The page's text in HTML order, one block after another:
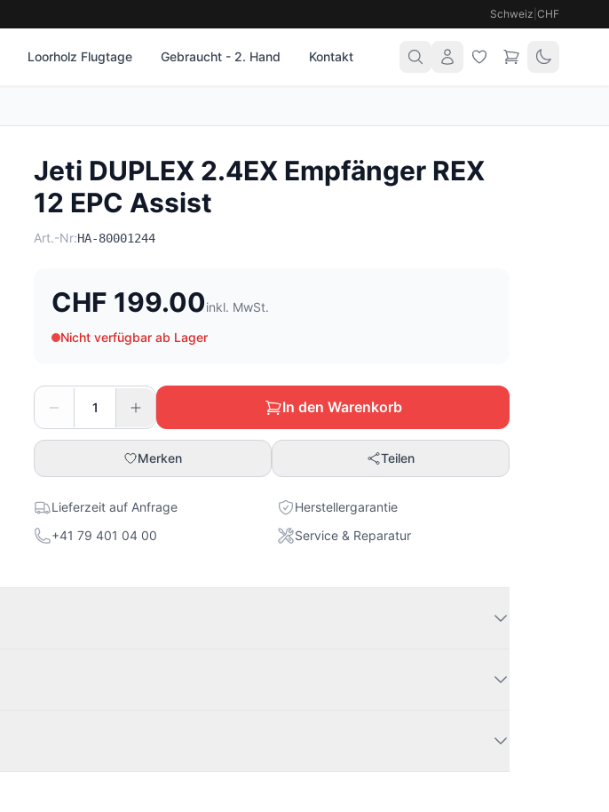
Schweiz CHF
Loorholz Flugtage Gebraucht - 2. Hand Kontakt
Jeti DUPLEX 2.4EX Empfänger REX
12 EPC Assist
Art.-Nr:HA-80001244
CHF 199.00inkl. MwSt.
Nicht verfügbar ab Lager
In den Warenkorb
Merken Teilen
Lieferzeit auf Anfrage
Herstellergarantie
+41 79 401 04 00
Service & Reparatur